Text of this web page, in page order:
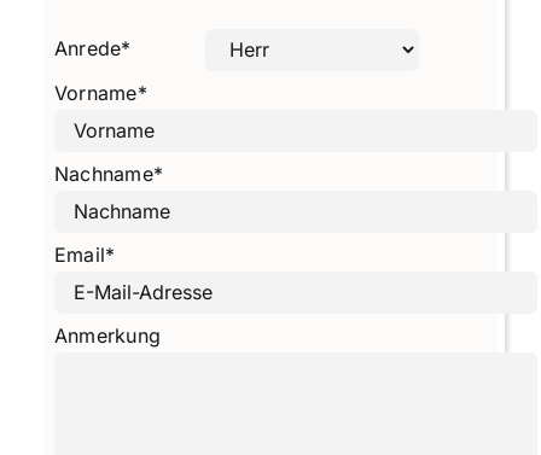
Anrede*
Vorname*
Nachname*
Email*
Anmerkung